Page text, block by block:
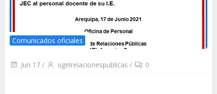
Comunicados oficiales
Jun 17 / ugelrelacionespublicas / 0